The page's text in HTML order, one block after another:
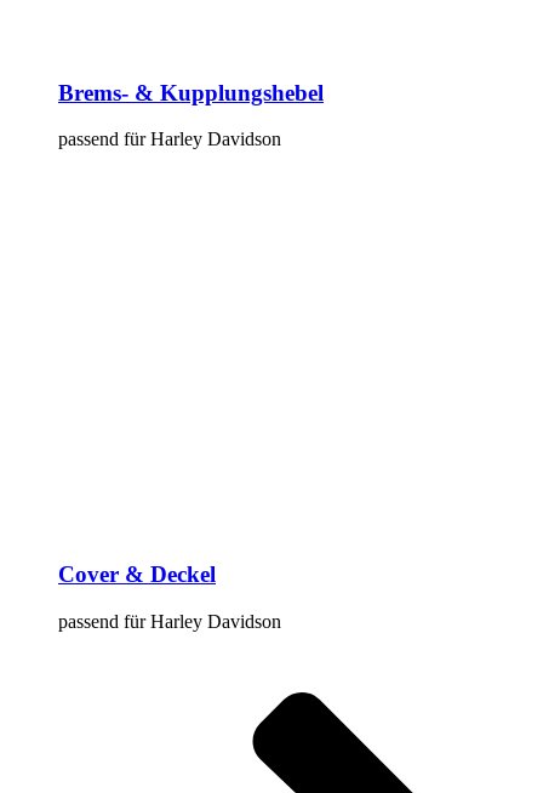
Brems- & Kupplungshebel
passend für Harley Davidson
Cover & Deckel
passend für Harley Davidson